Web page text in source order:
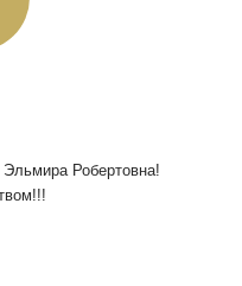
Робертовна!